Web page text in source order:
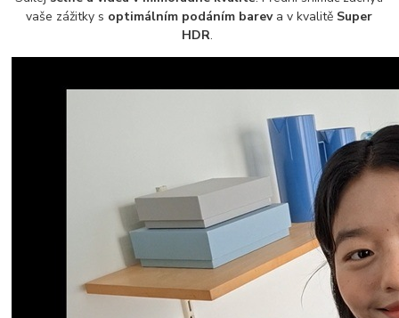
vaše zážitky s optimálním podáním barev a v kvalitě Super
HDR.